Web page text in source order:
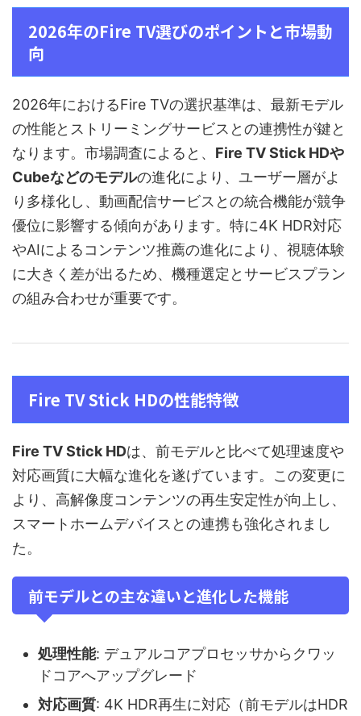
2026年のFire TV選びのポイントと市場動
向
2026年におけるFire TVの選択基準は、最新モデル
の性能とストリーミングサービスとの連携性が鍵と
なります。市場調査によると、 Fire TV Stick HDや
Cubeなどのモデルの進化により、ユーザー層がよ
り多様化し、動画配信サービスとの統合機能が競争
優位に影響する傾向があります。特に4K HDR対応
やAIによるコンテンツ推薦の進化により、視聴体験
に大きく差が出るため、機種選定とサービスプラン
の組み合わせが重要です。
Fire TV Stick HDの性能特徴
Fire TV Stick HDは、前モデルと比べて処理速度や
対応画質に大幅な進化を遂げています。この変更に
より、高解像度コンテンツの再生安定性が向上し、
スマートホームデバイスとの連携も強化されまし
た。
前モデルとの主な違いと進化した機能
処理性能: デュアルコアプロセッサからクワッ
ドコアへアップグレード
対応画質: 4K HDR再生に対応（前モデルはHDR